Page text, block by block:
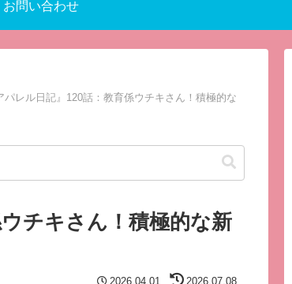
お問い合わせ
パレル日記』120話：教育係ウチキさん！積極的な
チキさん！積極的な新
2026.04.01 2026.07.08